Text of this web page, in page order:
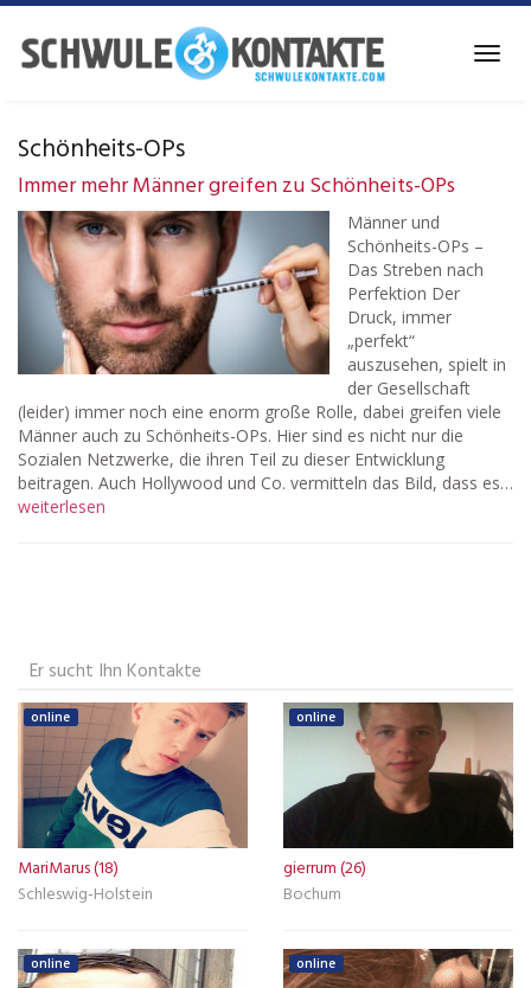
Skip
main
Schönheits-OPs
Immer mehr Männer greifen zu Schönheits-OPs
Männer und
Schönheits-OPs –
Das Streben nach
Perfektion Der
Druck, immer
„perfekt“
auszusehen, spielt in
der Gesellschaft
(leider) immer noch eine enorm große Rolle, dabei greifen viele
Männer auch zu Schönheits-OPs. Hier sind es nicht nur die
Sozialen Netzwerke, die ihren Teil zu dieser Entwicklung
beitragen. Auch Hollywood und Co. vermitteln das Bild, dass es…
weiterlesen
Er sucht Ihn Kontakte
online
MariMarus (18)
Schleswig-Holstein
online
gierrum (26)
Bochum
online online